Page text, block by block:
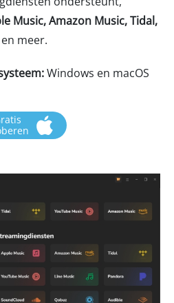
Music, Amazon Music, Tidal,
en meer.
Windows en macOS